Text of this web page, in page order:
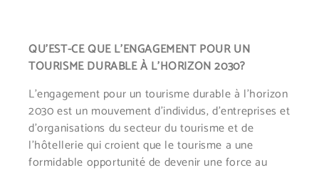
QU’EST-CE QUE L’ENGAGEMENT POUR UN
TOURISME DURABLE À L’HORIZON 2030?
L’engagement pour un tourisme durable à l’horizon
2030 est un mouvement d’individus, d’entreprises et
d’organisations du secteur du tourisme et de
l’hôtellerie qui croient que le tourisme a une
formidable opportunité de devenir une force au